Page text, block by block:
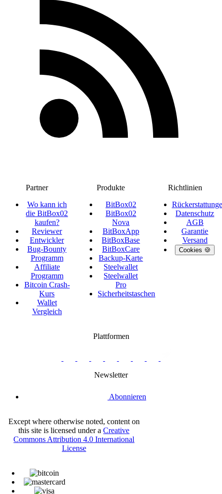
Partner
Wo kann ich
die BitBox02
kaufen?
Reviewer
Entwickler
Bug-Bounty
Programm
Affiliate
Programm
Bitcoin Crash-
Kurs
Wallet
Vergleich
Produkte
BitBox02
BitBox02
Nova
BitBoxApp
BitBoxBase
BitBoxCare
Backup-Karte
Steelwallet
Steelwallet
Pro
Sicherheitstaschen
Richtlinien
Datenschutz
AGB
Garantie
Versand
Cookies 🍪
Plattformen
swiss
group
Newsletter
Abonnieren
Except where otherwise noted, content on
this site is licensed under aCreative
Commons Attribution 4.0 International
License